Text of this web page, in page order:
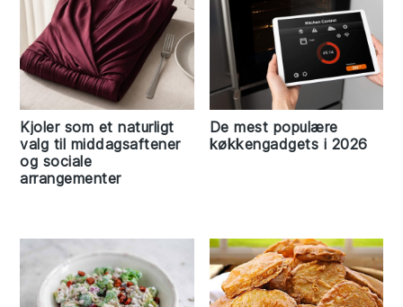
Kjoler som et naturligt
valg til middagsaftener
og sociale
arrangementer
De mest populære
køkkengadgets i 2026